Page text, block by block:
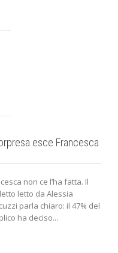
esce Francesca
non ce l’ha fatta. Il
letto da Alessia
parla chiaro: il 47% del
ha deciso...